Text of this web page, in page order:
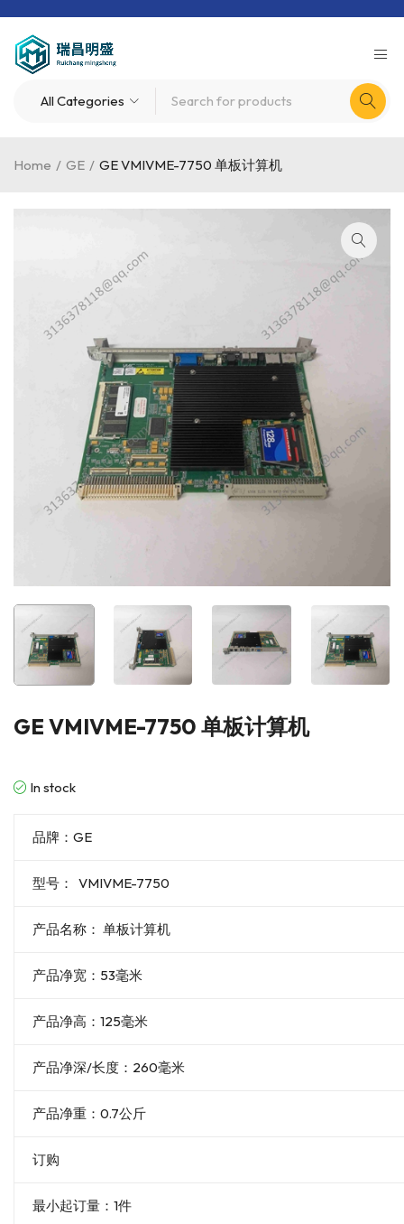
Home / GE / GE VMIVME-7750 单板计算机
GE VMIVME-7750 单板计算机
In stock
品牌：GE
型号： VMIVME-7750
产品名称： 单板计算机
产品净宽：53毫米
产品净高：125毫米
产品净深/长度：260毫米
产品净重：0.7公斤
订购
最小起订量：1件